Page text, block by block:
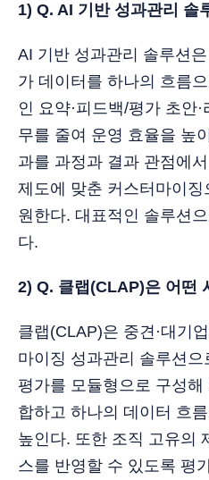
1) Q. AI 기반 성과관리 솔
AI 기반 성과관리 솔루션은
가 데이터를 하나의 흐름
인 요약·피드백/평가 초안
무를 줄여 운영 효율을 높
과를 과정과 결과 관점에
제도에 맞춘 커스터마이징
원한다. 대표적인 솔루션
다.
2) Q. 클랩(CLAP)은 어떤
클랩(CLAP)은 중견·대기
마이징 성과관리 솔루션으
평가를 모듈형으로 구성
합하고 하나의 데이터 흐
높인다. 또한 조직 고유의
스를 반영할 수 있도록 평